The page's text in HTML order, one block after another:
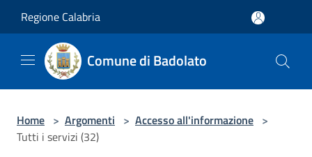
Regione Calabria
Comune di Badolato
Home > Argomenti > Accesso all'informazione >
Tutti i servizi (32)